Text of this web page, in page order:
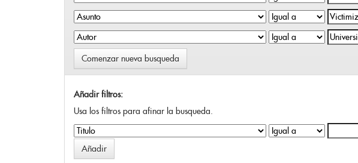
Comenzar nueva busqueda
Añadir filtros:
Usa los filtros para afinar la busqueda.